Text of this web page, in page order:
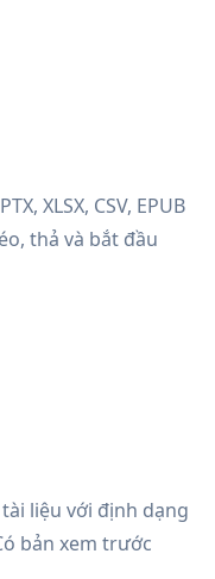
XLSX, CSV, EPUB
thả và bắt đầu
liệu với định dạng
bản xem trước